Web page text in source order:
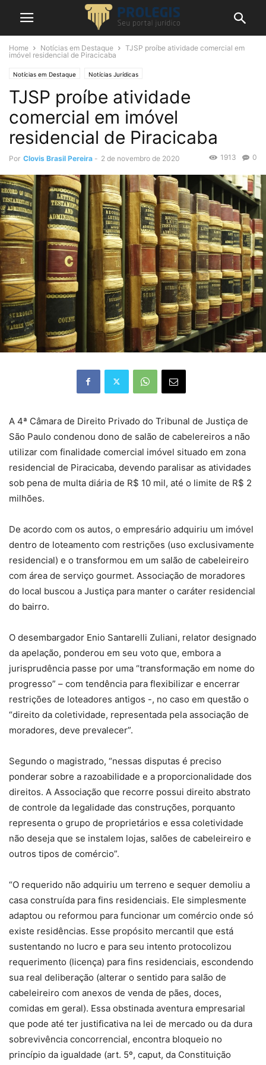
Home Notícias em Destaque
TJSP proíbe atividade comercial em
imóvel residencial de Piracicaba
Notícias em Destaque Notícias Jurídicas
TJSP proíbe atividade
comercial em imóvel
residencial de Piracicaba
Por Clovis Brasil Pereira - 2 de novembro de 2020 0
1913
A 4ª Câmara de Direito Privado do Tribunal de Justiça de
São Paulo condenou dono de salão de cabelereiros a não
utilizar com finalidade comercial imóvel situado em zona
residencial de Piracicaba, devendo paralisar as atividades
sob pena de multa diária de R$ 10 mil, até o limite de R$ 2
milhões.
De acordo com os autos, o empresário adquiriu um imóvel
dentro de loteamento com restrições (uso exclusivamente
residencial) e o transformou em um salão de cabeleireiro
com área de serviço gourmet. Associação de moradores
do local buscou a Justiça para manter o caráter residencial
do bairro.
O desembargador Enio Santarelli Zuliani, relator designado
da apelação, ponderou em seu voto que, embora a
jurisprudência passe por uma “transformação em nome do
progresso” – com tendência para flexibilizar e encerrar
restrições de loteadores antigos -, no caso em questão o
“direito da coletividade, representada pela associação de
moradores, deve prevalecer”.
Segundo o magistrado, “nessas disputas é preciso
ponderar sobre a razoabilidade e a proporcionalidade dos
direitos. A Associação que recorre possui direito abstrato
de controle da legalidade das construções, porquanto
representa o grupo de proprietários e essa coletividade
não deseja que se instalem lojas, salões de cabeleireiro e
outros tipos de comércio”.
“O requerido não adquiriu um terreno e sequer demoliu a
casa construída para fins residenciais. Ele simplesmente
adaptou ou reformou para funcionar um comércio onde só
existe residências. Esse propósito mercantil que está
sustentando no lucro e para seu intento protocolizou
requerimento (licença) para fins residenciais, escondendo
sua real deliberação (alterar o sentido para salão de
cabeleireiro com anexos de venda de pães, doces,
comidas em geral). Essa obstinada aventura empresarial
que pode até ter justificativa na lei de mercado ou da dura
sobrevivência concorrencial, encontra bloqueio no
princípio da igualdade (art. 5º, caput, da Constituição